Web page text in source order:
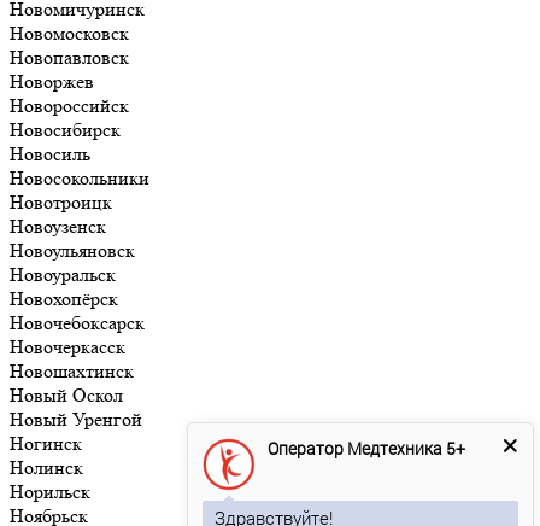
Новомичуринск
Новомосковск
Новопавловск
Новоржев
Новороссийск
Новосибирск
Новосиль
Новосокольники
Новотроицк
Новоузенск
Новоульяновск
Новоуральск
Новохопёрск
Новочебоксарск
Новочеркасск
Новошахтинск
Новый Оскол
Новый Уренгой
Ногинск
Нолинск
Норильск
Ноябрьск
Оператор Медтехника 5+
Здравствуйте!